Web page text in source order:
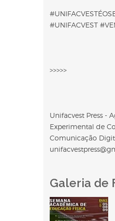
#UNIFACVEST
>>>>>
Unifacvest Press -
Experimental de
Comunicação
Galeria de